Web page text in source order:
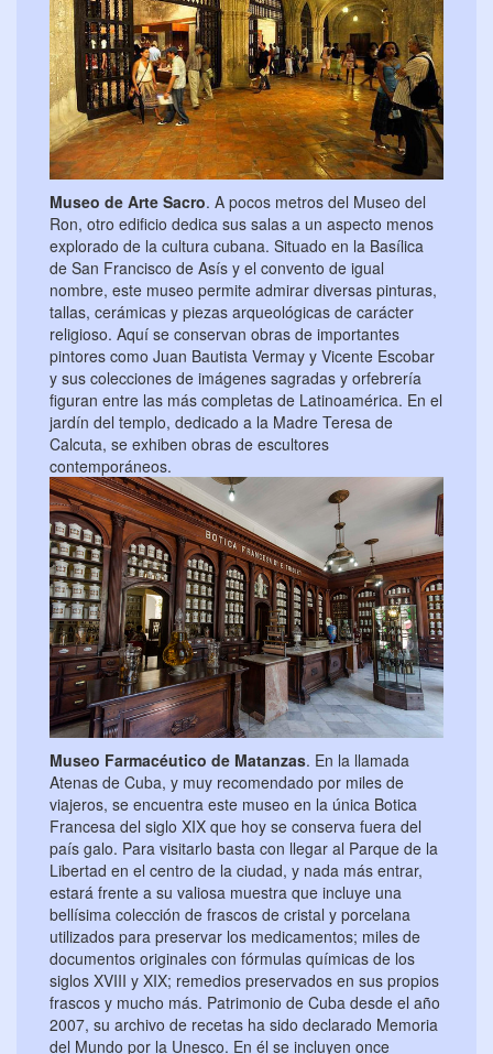
Museo de Arte Sacro. A pocos metros del Museo del
Ron, otro edificio dedica sus salas a un aspecto menos
explorado de la cultura cubana. Situado en la Basílica
de San Francisco de Asís y el convento de igual
nombre, este museo permite admirar diversas pinturas,
tallas, cerámicas y piezas arqueológicas de carácter
religioso. Aquí se conservan obras de importantes
pintores como Juan Bautista Vermay y Vicente Escobar
y sus colecciones de imágenes sagradas y orfebrería
figuran entre las más completas de Latinoamérica. En el
jardín del templo, dedicado a la Madre Teresa de
Calcuta, se exhiben obras de escultores
contemporáneos.
Museo Farmacéutico de Matanzas. En la llamada
Atenas de Cuba, y muy recomendado por miles de
viajeros, se encuentra este museo en la única Botica
Francesa del siglo XIX que hoy se conserva fuera del
país galo. Para visitarlo basta con llegar al Parque de la
Libertad en el centro de la ciudad, y nada más entrar,
estará frente a su valiosa muestra que incluye una
bellísima colección de frascos de cristal y porcelana
utilizados para preservar los medicamentos; miles de
documentos originales con fórmulas químicas de los
siglos XVIII y XIX; remedios preservados en sus propios
frascos y mucho más. Patrimonio de Cuba desde el año
2007, su archivo de recetas ha sido declarado Memoria
del Mundo por la Unesco. En él se incluyen once